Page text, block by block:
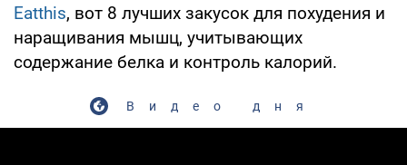
Eatthis, вот 8 лучших закусок для похудения и
наращивания мышц, учитывающих
содержание белка и контроль калорий.
Видео дня